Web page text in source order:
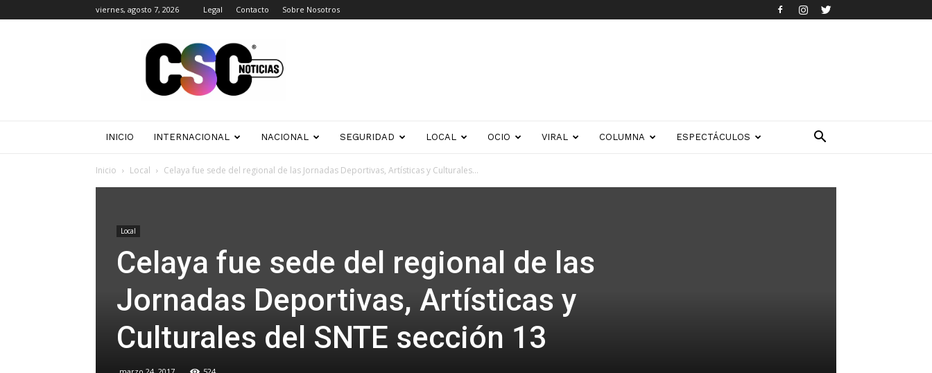
viernes, agosto 7, 2026 Legal Contacto Sobre Nosotros
Noticias
INICIO INTERNACIONAL NACIONAL SEGURIDAD LOCAL OCIO VIRAL COLUMNA ESPECTÁCULOS
Inicio Local Celaya fue sede del regional de las Jornadas Deportivas, Artísticas y Culturales...
Local
Celaya fue sede del regional de las
Jornadas Deportivas, Artísticas y
Culturales del SNTE sección 13